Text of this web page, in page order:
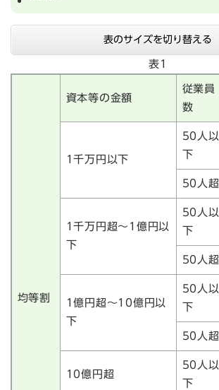
表のサイズを切り替える
表1
均等割
資本等の金額
従業員
数
1千万円以下
50人以
下
50人超
1千万円超～1億円以
下
50人以
下
50人超
1億円超～10億円以
下
50人以
下
50人超
10億円超
50人以
下